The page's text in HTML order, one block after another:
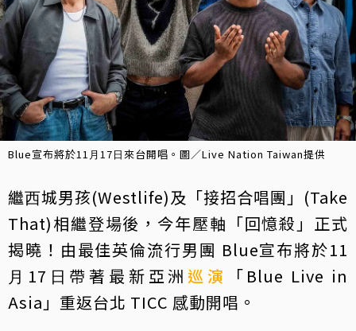
Blue宣布將於11⽉17⽇來台開唱。圖／Live Nation Taiwan提供
繼⻄城男孩(Westlife)及「接招合唱團」(Take
That)相繼登場後，今年壓軸「回憶殺」正式
揭曉！由最佳英倫流⾏男團 Blue宣布將於11
⽉17⽇帶著最新亞洲巡演
「Blue Live in
Asia」重返台北 TICC 感動開唱。